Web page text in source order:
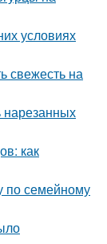
условиях
свежесть на
нарезанных
как
по семейному